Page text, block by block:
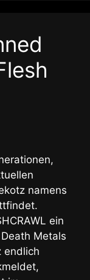
namens
ein
Metals
endlich